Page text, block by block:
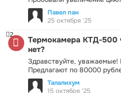
Павел пан
25 октября '25
Термокамера КТД-500
нет?
Здравствуйте, уважаемые!
Предлагают по 80000
2
Талалихум
15 октября '25